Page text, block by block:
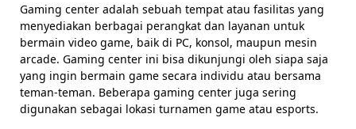
Gaming center adalah sebuah tempat atau fasilitas yang
menyediakan berbagai perangkat dan layanan untuk
bermain video game, baik di PC, konsol, maupun mesin
arcade. Gaming center ini bisa dikunjungi oleh siapa saja
yang ingin bermain game secara individu atau bersama
teman-teman. Beberapa gaming center juga sering
digunakan sebagai lokasi turnamen game atau esports.